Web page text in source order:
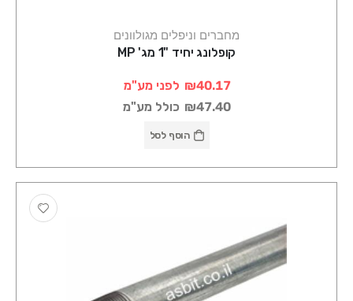
מחברים וניפלים מגולוונים
קופלונג יחיד "1 מג' MP
₪40.17 לפני מע"מ
₪47.40 כולל מע"מ
הוסף לסל